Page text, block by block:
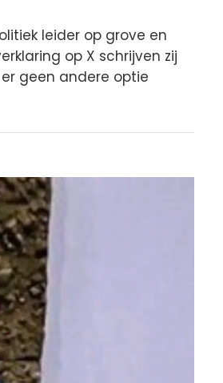
leider op grove en
op X schrijven zij
geen andere optie